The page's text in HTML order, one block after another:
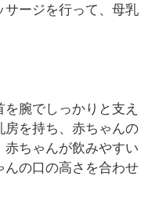
サージを行って、母乳
腕でしっかりと支え
房を持ち、赤ちゃんの
ちゃんが飲みやすい
んの口の高さを合わせ